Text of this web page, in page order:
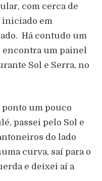
com cerca de
iniciado em
Há contudo um
encontra um painel
Sol e Serra, no
um pouco
passei pelo Sol e
do lado
curva, saí para o
e deixei aí a